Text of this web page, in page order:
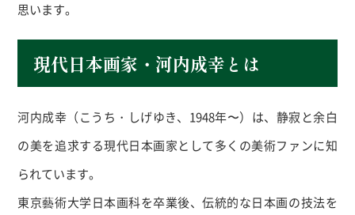
思います。
現代日本画家・河内成幸とは
河内成幸（こうち・しげゆき、1948年〜）は、静寂と余白
の美を追求する現代日本画家として多くの美術ファンに知
られています。
東京藝術大学日本画科を卒業後、伝統的な日本画の技法を